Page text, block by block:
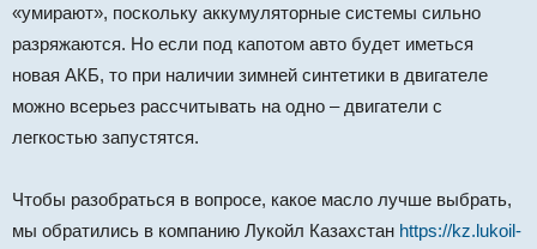
«умирают», поскольку аккумуляторные системы сильно
разряжаются. Но если под капотом авто будет иметься
новая АКБ, то при наличии зимней синтетики в двигателе
можно всерьез рассчитывать на одно – двигатели с
легкостью запустятся.
Чтобы разобраться в вопросе, какое масло лучше выбрать,
мы обратились в компанию Лукойл Казахстан https://kz.lukoil-